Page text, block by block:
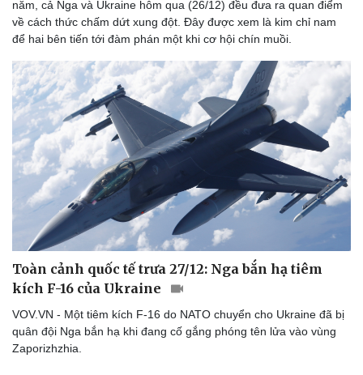
năm, cả Nga và Ukraine hôm qua (26/12) đều đưa ra quan điểm
về cách thức chấm dứt xung đột. Đây được xem là kim chỉ nam
để hai bên tiến tới đàm phán một khi cơ hội chín muồi.
Toàn cảnh quốc tế trưa 27/12: Nga bắn hạ tiêm
kích F-16 của Ukraine
VOV.VN - Một tiêm kích F-16 do NATO chuyển cho Ukraine đã bị
quân đội Nga bắn hạ khi đang cố gắng phóng tên lửa vào vùng
Zaporizhzhia.